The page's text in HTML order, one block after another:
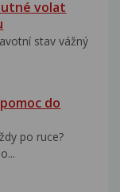
volat
stav vážný
do
po ruce?